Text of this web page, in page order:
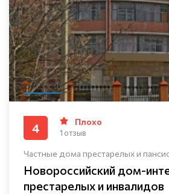
Частные дома престарелых и
Новороссийский дом-
престарелых и инвалидов
4 Плохо
1 отзыв